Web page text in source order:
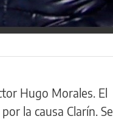
Hugo Morales. El
la causa Clarín. Se